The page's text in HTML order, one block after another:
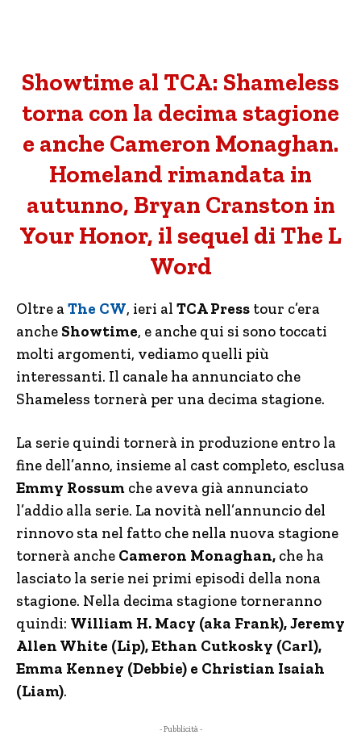
Showtime al TCA: Shameless
torna con la decima stagione
e anche Cameron Monaghan.
Homeland rimandata in
autunno, Bryan Cranston in
Your Honor, il sequel di The L
Word
Oltre aThe CW, ieri al TCA Press tour c’era
anche Showtime, e anche qui si sono toccati
molti argomenti, vediamo quelli più
interessanti. Il canale ha annunciato che
Shameless tornerà per una decima stagione.
La serie quindi tornerà in produzione entro la
fine dell’anno, insieme al cast completo, esclusa
Emmy Rossum che aveva già annunciato
l’addio alla serie. La novità nell’annuncio del
rinnovo sta nel fatto che nella nuova stagione
tornerà anche Cameron Monaghan, che ha
lasciato la serie nei primi episodi della nona
stagione. Nella decima stagione torneranno
quindi: William H. Macy (aka Frank), Jeremy
Allen White (Lip), Ethan Cutkosky (Carl),
Emma Kenney (Debbie) e Christian Isaiah
(Liam).
- Pubblicità -